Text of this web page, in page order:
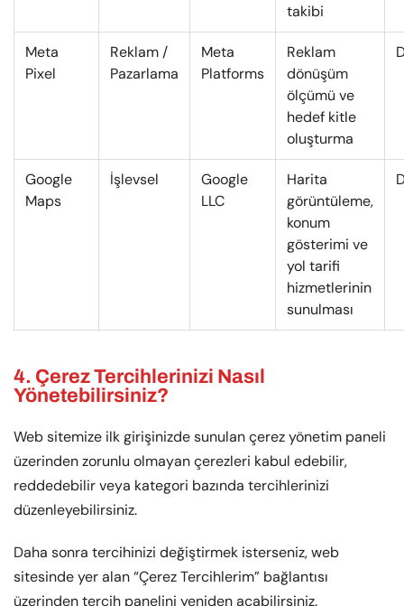
takibi
Meta
Pixel
Reklam /
Pazarlama
Meta
Platforms
Reklam
dönüşüm
ölçümü ve
hedef kitle
oluşturma
Google
Maps
İşlevsel
Google
LLC
Harita
görüntüleme,
konum
gösterimi ve
yol tarifi
hizmetlerinin
sunulması
4. Çerez Tercihlerinizi Nasıl
Yönetebilirsiniz?
Web sitemize ilk girişinizde sunulan çerez yönetim paneli
üzerinden zorunlu olmayan çerezleri kabul edebilir,
reddedebilir veya kategori bazında tercihlerinizi
düzenleyebilirsiniz.
Daha sonra tercihinizi değiştirmek isterseniz, web
sitesinde yer alan “Çerez Tercihlerim” bağlantısı
üzerinden tercih panelini yeniden açabilirsiniz.